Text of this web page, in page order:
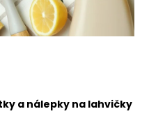
a nálepky na lahvičky